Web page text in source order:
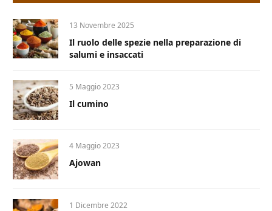
13 Novembre 2025
Il ruolo delle spezie nella preparazione di
salumi e insaccati
5 Maggio 2023
Il cumino
4 Maggio 2023
Ajowan
1 Dicembre 2022